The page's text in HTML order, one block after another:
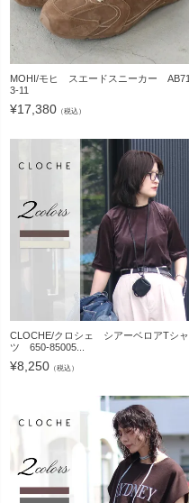
MOHI/モヒ スエードスニーカー AB71
3-11
¥17,380 （税込）
CLOCHE/クロシェ シアーベロアTシャ
ツ 650-85005...
¥8,250 （税込）